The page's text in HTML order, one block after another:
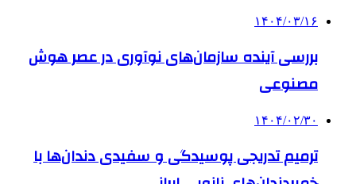
۱۴۰۴/۰۳/۱۶
بررسی آینده سازمان‌های نوآوری در عصر هوش
مصنوعی
۱۴۰۴/۰۲/۳۰
ترمیم تدریجی پوسیدگی و سفیدی دندان‌ها با